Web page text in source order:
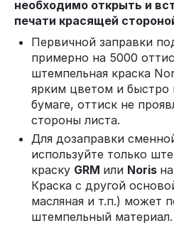
необходимо открыть и
печати красящей
Первичной заправки
примерно на 5000
штемпельная краска
ярким цветом и
бумаге, оттиск не
стороны листа.
Для дозаправки
используйте только
краску GRM или Noris
Краска с другой
масляная и т.п.) может
штемпельный материал.